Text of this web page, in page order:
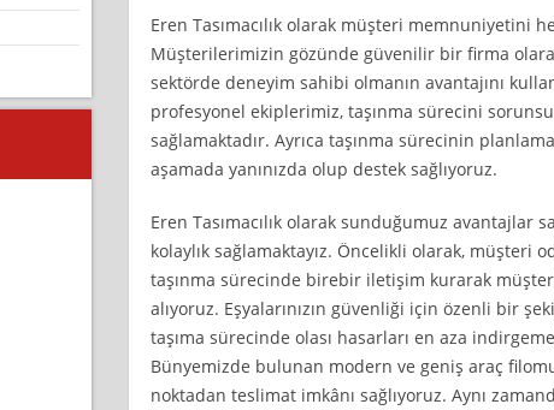
Eren Tasımacılık olarak müşteri memnuniyetini
Müşterilerimizin gözünde güvenilir bir firma
sektörde deneyim sahibi olmanın avantajını
profesyonel ekiplerimiz, taşınma sürecini
sağlamaktadır. Ayrıca taşınma sürecinin
aşamada yanınızda olup destek sağlıyoruz.
Eren Tasımacılık olarak sunduğumuz avantajlar
kolaylık sağlamaktayız. Öncelikli olarak, müşteri
taşınma sürecinde birebir iletişim kurarak
alıyoruz. Eşyalarınızın güvenliği için özenli bir
taşıma sürecinde olası hasarları en aza
Bünyemizde bulunan modern ve geniş araç
noktadan teslimat imkânı sağlıyoruz. Aynı